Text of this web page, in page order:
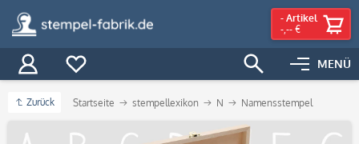
MENÜ
- Artikel
-,-- €
Zurück Startseite stempellexikon N Namensstempel